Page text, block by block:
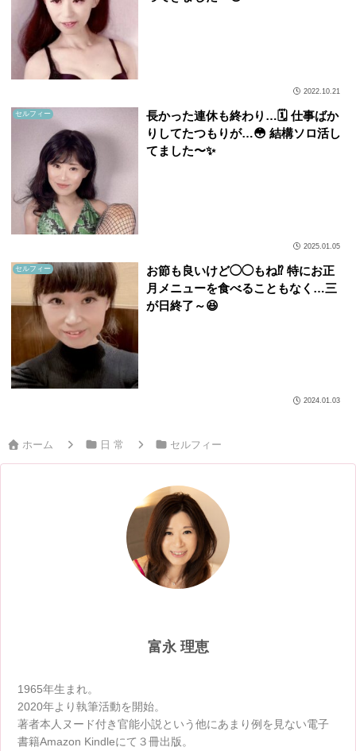
2022.10.21
セルフィー
長かった連休も終わり…🗓 仕事ばか
りしてたつもりが…😳 結構ソロ活し
てました〜✨
2025.01.05
セルフィー
お節も良いけど◯◯もね⁉️ 特にお正
月メニューを食べることもなく…三
が日終了～😆
2024.01.03
ホーム 日 常 セルフィー
富永 理恵
1965年生まれ。
2020年より執筆活動を開始。
著者本人ヌード付き官能小説という他にあまり例を見ない電子
書籍Amazon Kindleにて３冊出版。